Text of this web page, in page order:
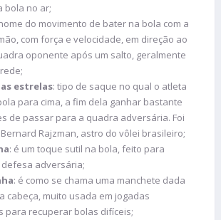
bola no ar;
do movimento de bater na bola com a
com força e velocidade, em direção ao
oponente após um salto, geralmente
estrelas: tipo de saque no qual o atleta
para cima, a fim dela ganhar bastante
de passar para a quadra adversária. Foi
Rajzman, astro do vôlei brasileiro;
: é um toque sutil na bola, feito para
adversária;
: é como se chama uma manchete dada
cabeça, muito usada em jogadas
para recuperar bolas difíceis;